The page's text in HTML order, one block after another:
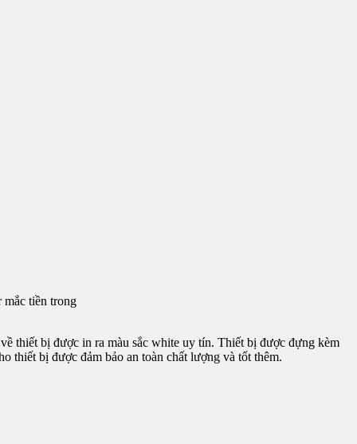
mắc tiền trong
thiết bị được in ra màu sắc white uy tín. Thiết bị được đựng kèm
thiết bị được đảm bảo an toàn chất lượng và tốt thêm.